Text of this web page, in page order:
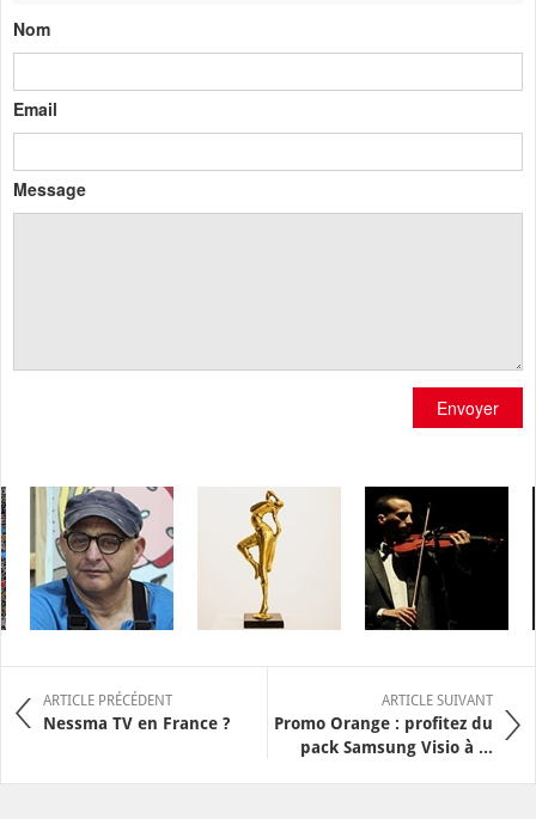
Nom
Email
Message
Envoyer
ARTICLE PRÉCÉDENT
Nessma TV en France ?
ARTICLE SUIVANT
Promo Orange : profitez du
pack Samsung Visio à ...